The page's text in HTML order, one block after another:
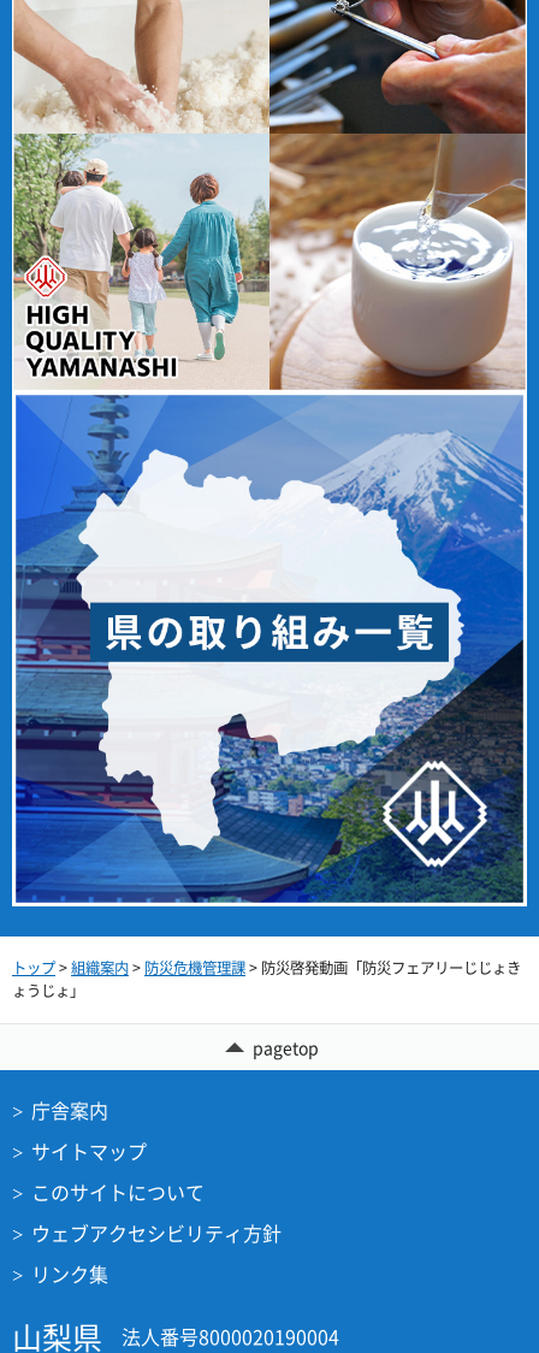
トップ>組織案内> 防災危機管理課> 防災啓発動画「防災フェアリーじじょき
ょうじょ」
pagetop
庁舎案内
サイトマップ
このサイトについて
ウェブアクセシビリティ方針
リンク集
山梨県 法人番号8000020190004